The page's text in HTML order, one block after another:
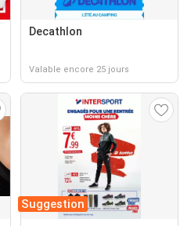
Decathlon
Valable encore 25 jours
Suggestion